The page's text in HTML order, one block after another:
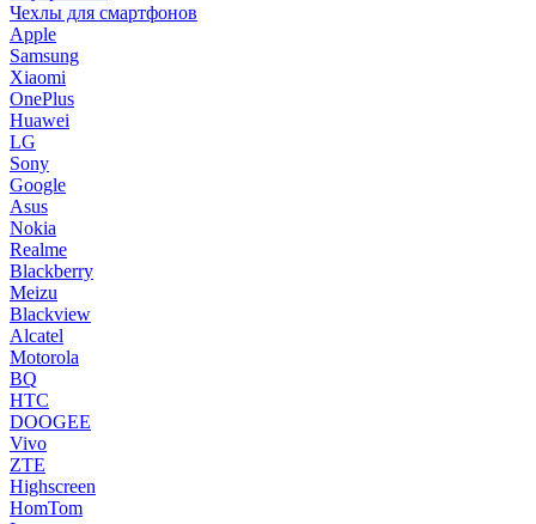
Чехлы для смартфонов
Apple
Samsung
Xiaomi
OnePlus
Huawei
LG
Sony
Google
Asus
Nokia
Realme
Blackberry
Meizu
Blackview
Alcatel
Motorola
BQ
HTC
DOOGEE
Vivo
ZTE
Highscreen
HomTom